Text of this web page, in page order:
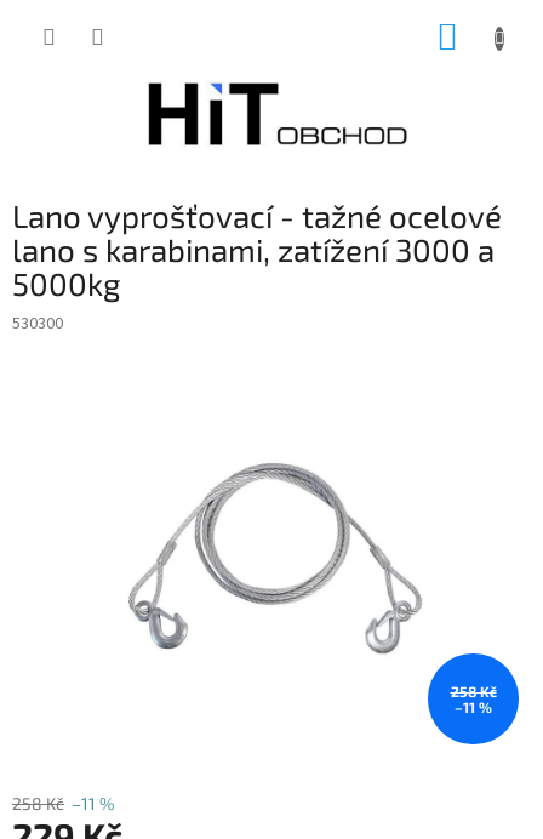
Lano vyprošťovací - tažné ocelové
lano s karabinami, zatížení 3000 a
5000kg
530300
258 Kč
–11 %
258 Kč –11 %